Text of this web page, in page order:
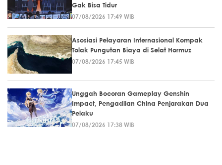
Gak Bisa Tidur
07/08/2026 17:49 WIB
Asosiasi Pelayaran Internasional Kompak
Tolak Pungutan Biaya di Selat Hormuz
07/08/2026 17:45 WIB
Unggah Bocoran Gameplay Genshin
Impact, Pengadilan China Penjarakan Dua
Pelaku
07/08/2026 17:38 WIB